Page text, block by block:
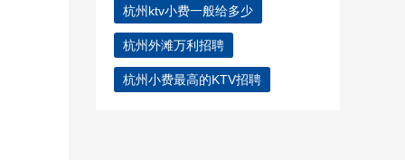
杭州ktv小费一般给多少
杭州外滩万利招聘
杭州小费最高的KTV招聘